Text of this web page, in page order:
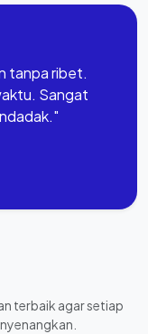
tanpa ribet.
Sangat
terbaik agar setiap